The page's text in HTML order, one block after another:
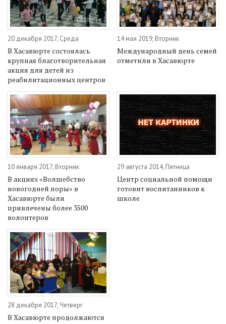
20 декабря 2017, Среда
В Хасавюрте состоялась
крупная благотворительная
акция для детей из
реабилитационных центров
14 мая 2019, Вторник
Международный день семей
отметили в Хасавюрте
10 января 2017, Вторник
В акциях «Волшебство
новогодней поры» в
Хасавюрте были
привлечены более 3500
волонтеров
29 августа 2014, Пятница
Центр социальной помощи
готовит воспитанников к
школе
28 декабря 2017, Четверг
В Хасавюрте продолжаются